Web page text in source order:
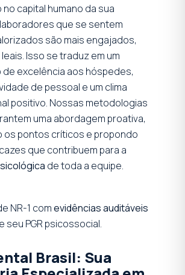
capital humano da sua
que se sentem
são mais engajados,
Isso se traduz em um
excelência aos hóspedes,
de pessoal e um clima
positivo. Nossas metodologias
uma abordagem proativa,
os pontos críticos e propondo
que contribuem para a
de toda a equipe.
NR-1 comevidências auditáveis
seu PGR psicossocial.
Brasil: Sua